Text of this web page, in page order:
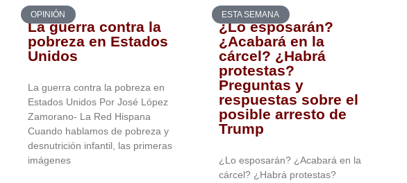
OPINIÓN
La guerra contra la
pobreza en Estados
Unidos
La guerra contra la pobreza en
Estados Unidos Por José López
Zamorano- La Red Hispana
Cuando hablamos de pobreza y
desnutrición infantil, las primeras
imágenes
ESTA SEMANA
¿Lo esposarán?
¿Acabará en la
cárcel? ¿Habrá
protestas?
Preguntas y
respuestas sobre el
posible arresto de
Trump
¿Lo esposarán? ¿Acabará en la
cárcel? ¿Habrá protestas?